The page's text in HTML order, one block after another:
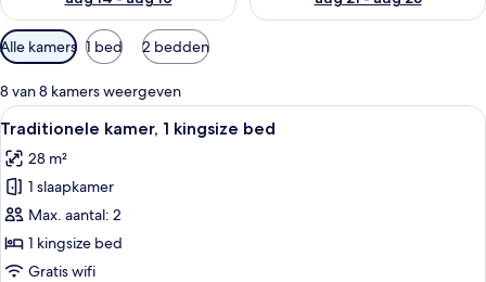
Beschikbare
filters
voor
kamers
Alle kamers 1 bed 2 bedden
8 van 8 kamers weergeven
Alle
foto's
voor
Traditionele
kamer,
1
kingsize
Een hotelkamer met een groot bed,
7
Traditionele kamer, 1 kingsize bed
28 m²
1 slaapkamer
Max. aantal: 2
1 kingsize bed
Gratis wifi